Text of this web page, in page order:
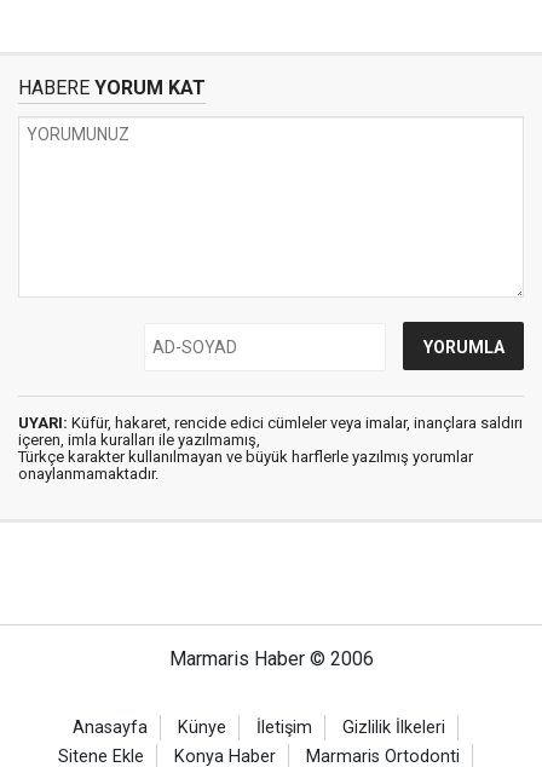
HABERE YORUM KAT
UYARI: Küfür, hakaret, rencide edici cümleler veya imalar, inançlara saldırı
içeren, imla kuralları ile yazılmamış,
Türkçe karakter kullanılmayan ve büyük harflerle yazılmış yorumlar
onaylanmamaktadır.
Marmaris Haber © 2006
Anasayfa Künye İletişim
Gizlilik İlkeleri
Sitene Ekle
Konya Haber Marmaris Ortodonti